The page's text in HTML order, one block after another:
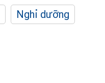
Nghỉ dưỡng